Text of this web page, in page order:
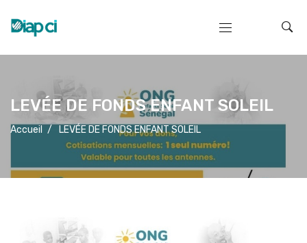
LEVÉE DE FONDS ENFANT SOLEIL
Accueil / LEVÉE DE FONDS ENFANT SOLEIL